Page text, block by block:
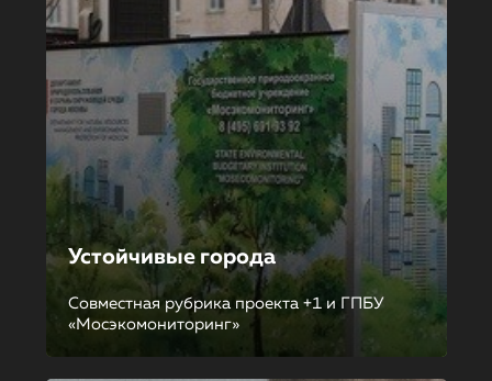
Устойчивые города
Совместная рубрика проекта +1 и ГПБУ
«Мосэкомониторинг»